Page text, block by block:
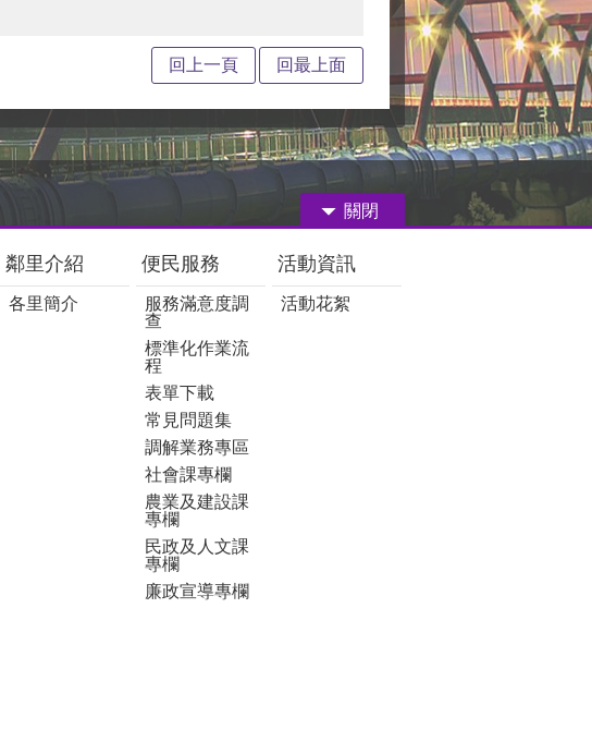
回上一頁 回最上面
關閉
鄰里介紹
各里簡介
便民服務
服務滿意度調
查
標準化作業流
程
表單下載
常見問題集
調解業務專區
社會課專欄
農業及建設課
專欄
民政及人文課
專欄
廉政宣導專欄
活動資訊
活動花絮